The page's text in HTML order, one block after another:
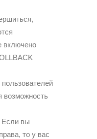
включено
возможность
Если вы
то у вас